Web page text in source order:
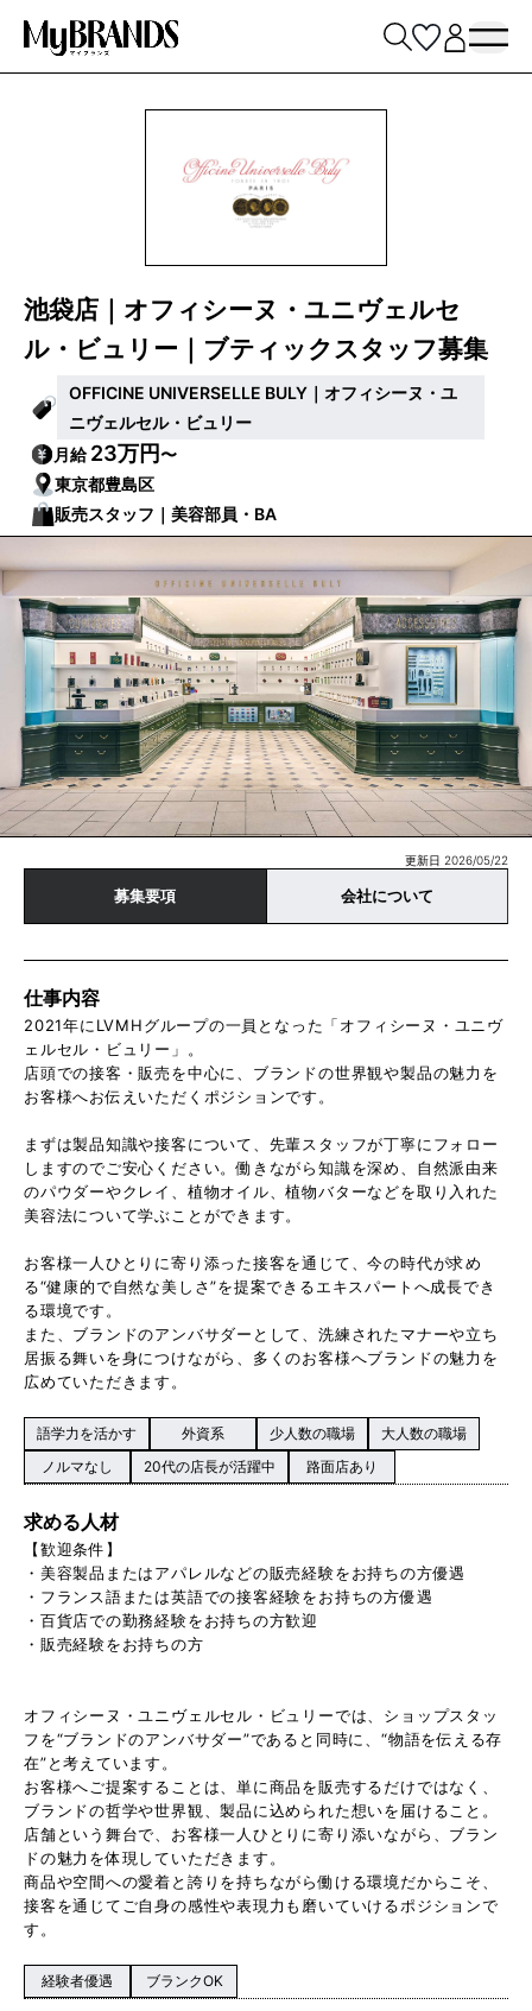
池袋店｜オフィシーヌ・ユニヴェルセ
ル・ビュリー｜ブティックスタッフ募集
OFFICINE UNIVERSELLE BULY｜オフィシーヌ・ユ
ニヴェルセル・ビュリー
月給23万円〜
東京都豊島区
販売スタッフ｜美容部員・BA
更新日 2026/05/22
募集要項 会社について
仕事内容
2021年にLVMHグループの一員となった「オフィシーヌ・ユニヴ
ェルセル・ビュリー」。
店頭での接客・販売を中心に、ブランドの世界観や製品の魅力を
お客様へお伝えいただくポジションです。
まずは製品知識や接客について、先輩スタッフが丁寧にフォロー
しますのでご安心ください。働きながら知識を深め、自然派由来
のパウダーやクレイ、植物オイル、植物バターなどを取り入れた
美容法について学ぶことができます。
お客様一人ひとりに寄り添った接客を通じて、今の時代が求め
る“健康的で自然な美しさ”を提案できるエキスパートへ成長でき
る環境です。
また、ブランドのアンバサダーとして、洗練されたマナーや立ち
居振る舞いを身につけながら、多くのお客様へブランドの魅力を
広めていただきます。
語学力を活かす 外資系 少人数の職場
大人数の職場
ノルマなし
20代の店長が活躍中 路面店あり
求める人材
【歓迎条件】
・美容製品またはアパレルなどの販売経験をお持ちの方優遇
・フランス語または英語での接客経験をお持ちの方優遇
・百貨店での勤務経験をお持ちの方歓迎
・販売経験をお持ちの方
オフィシーヌ・ユニヴェルセル・ビュリーでは、ショップスタッ
フを“ブランドのアンバサダー”であると同時に、“物語を伝える存
在”と考えています。
お客様へご提案することは、単に商品を販売するだけではなく、
ブランドの哲学や世界観、製品に込められた想いを届けること。
店舗という舞台で、お客様一人ひとりに寄り添いながら、ブラン
ドの魅力を体現していただきます。
商品や空間への愛着と誇りを持ちながら働ける環境だからこそ、
接客を通じてご自身の感性や表現力も磨いていけるポジションで
す。
経験者優遇 ブランクOK